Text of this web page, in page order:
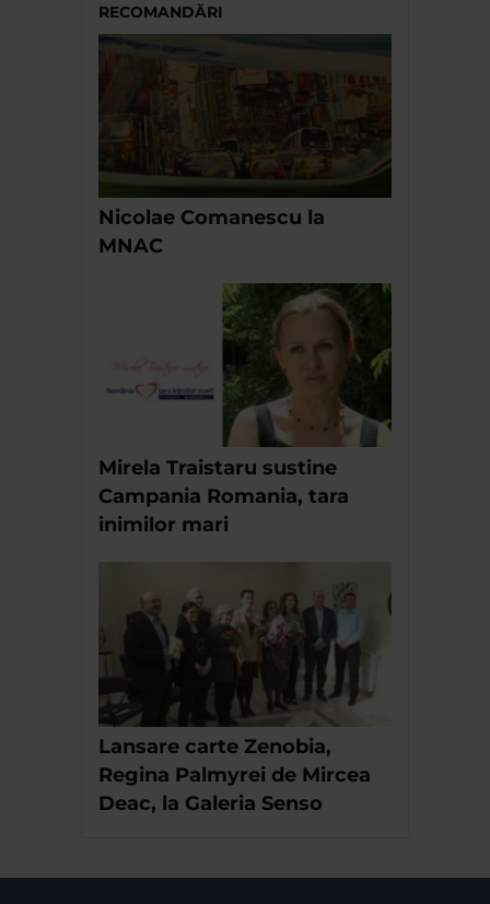
RECOMANDĂRI
Nicolae Comanescu la
MNAC
Mirela Traistaru sustine
Campania Romania, tara
inimilor mari
Lansare carte Zenobia,
Regina Palmyrei de Mircea
Deac, la Galeria Senso